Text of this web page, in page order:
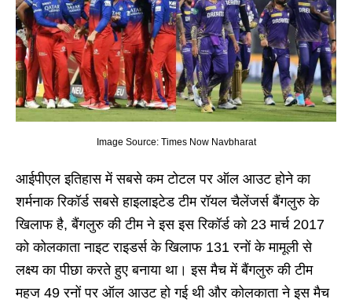
Image Source: Times Now Navbharat
आईपीएल इतिहास में सबसे कम टोटल पर ऑल आउट होने का
शर्मनाक रिकॉर्ड सबसे हाइलाइटेड टीम रॉयल चैलेंजर्स बैंगलुरु के
खिलाफ है, बैंगलुरु की टीम ने इस इस रिकॉर्ड को 23 मार्च 2017
को कोलकाता नाइट राइडर्स के खिलाफ 131 रनों के मामूली से
लक्ष्य का पीछा करते हुए बनाया था। इस मैच में बैंगलुरु की टीम
महज 49 रनों पर ऑल आउट हो गई थी और कोलकाता ने इस मैच